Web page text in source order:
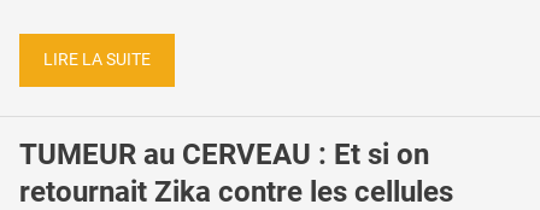
LIRE LA SUITE
TUMEUR au CERVEAU : Et si on
retournait Zika contre les cellules